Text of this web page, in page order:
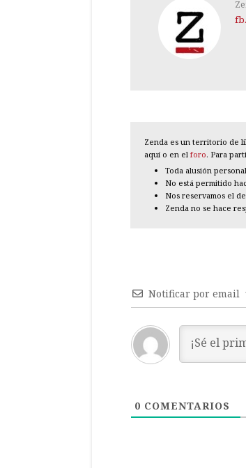
Zenda es un territorio de
aquí o en el foro. Para
Toda alusión
No está permitido
Nos reservamos el
Zenda no se hace
Notificar por email
0 COMENTARIOS